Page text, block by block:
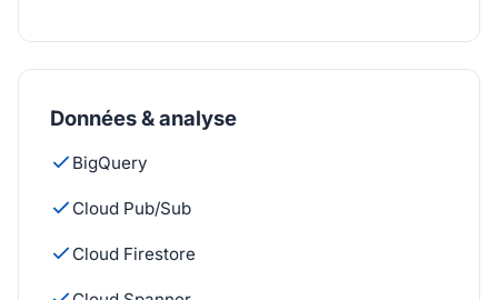
Données & analyse
BigQuery
Cloud Pub/Sub
Cloud Firestore